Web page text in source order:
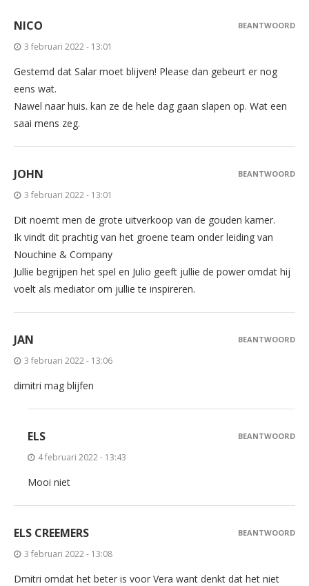
NICO
3 februari 2022 - 13:01
Gestemd dat Salar moet blijven! Please dan gebeurt er nog
eens wat.
Nawel naar huis. kan ze de hele dag gaan slapen op. Wat een
saai mens zeg.
BEANTWOORD
JOHN
3 februari 2022 - 13:01
Dit noemt men de grote uitverkoop van de gouden kamer.
Ik vindt dit prachtig van het groene team onder leiding van
Nouchine & Company
Jullie begrijpen het spel en Julio geeft jullie de power omdat hij
voelt als mediator om jullie te inspireren.
BEANTWOORD
JAN
3 februari 2022 - 13:06
dimitri mag blijfen
BEANTWOORD
ELS
4 februari 2022 - 13:43
Mooi niet
BEANTWOORD
ELS CREEMERS
3 februari 2022 - 13:08
Dmitri omdat het beter is voor Vera want denkt dat het niet
BEANTWOORD